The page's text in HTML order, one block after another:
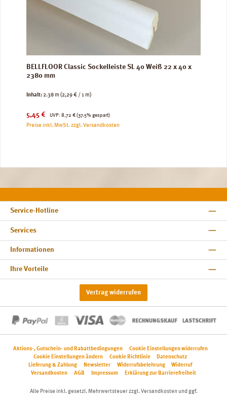
BELLFLOOR Classic Sockelleiste SL 40 Weiß 22 x 40 x
2380 mm
Inhalt:2.38 m (2,29 € / 1 m)
Verkaufspreis:
5,45 € UVP:
Regulärer Preis:
8,72 € (37.5% gespart)
Preise inkl. MwSt. zzgl. Versandkosten
Service-Hotline
Services
Informationen
Ihre Vorteile
Vertrag widerrufen
Aktions-, Gutschein- und Rabattbedingungen
Cookie Einstellungen widerrufen
Cookie Einstellungen ändern
Cookie Richtlinie
Datenschutz
Lieferung & Zahlung
Newsletter Widerrufsbelehrung
Widerruf
Versandkosten
AGB Impressum Erklärung zur Barrierefreiheit
Alle Preise inkl. gesetzl. Mehrwertsteuer zzgl.Versandkosten und ggf.